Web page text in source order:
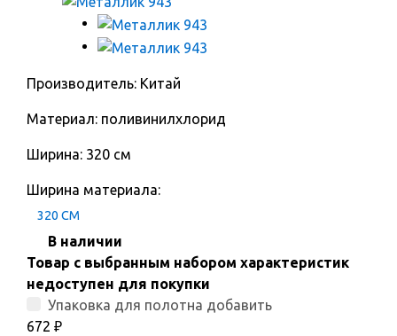
Производитель: Китай
Материал: поливинилхлорид
Ширина: 320 см
Ширина материала:
320 СМ
В наличии
Товар с выбранным набором характеристик
недоступен для покупки
Упаковка для полотна добавить
672 ₽